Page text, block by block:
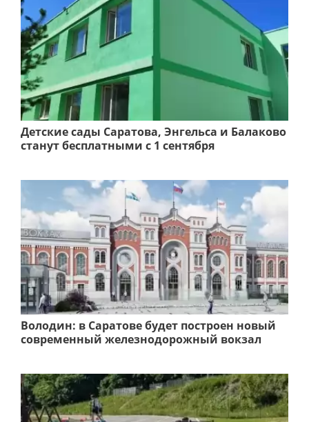
Детские сады Саратова, Энгельса и Балаково
станут бесплатными с 1 сентября
Володин: в Саратове будет построен новый
современный железнодорожный вокзал